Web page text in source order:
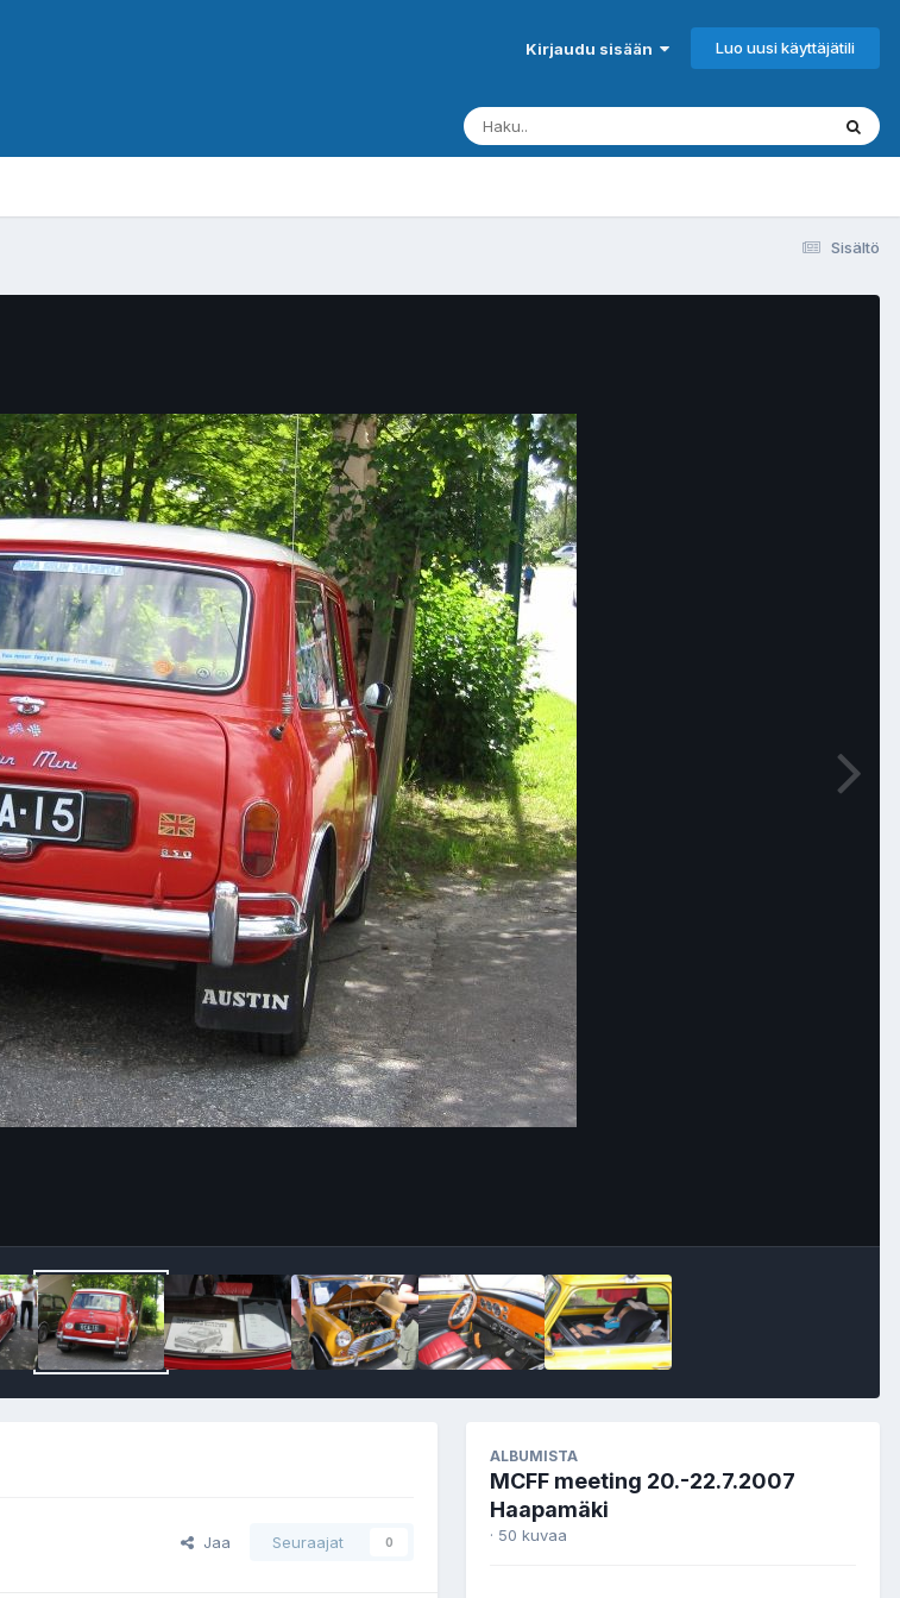
Kirjaudu sisään Luo uusi käyttäjätili
Sisältö
Jaa Seuraajat 0
ALBUMISTA
MCFF meeting 20.-22.7.2007
Haapamäki
· 50 kuvaa